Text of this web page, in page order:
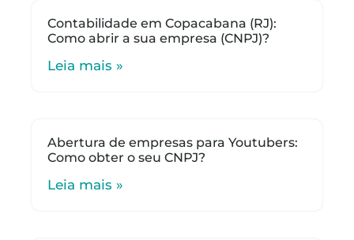
Contabilidade em Copacabana (RJ):
Como abrir a sua empresa (CNPJ)?
Leia mais »
Abertura de empresas para Youtubers:
Como obter o seu CNPJ?
Leia mais »